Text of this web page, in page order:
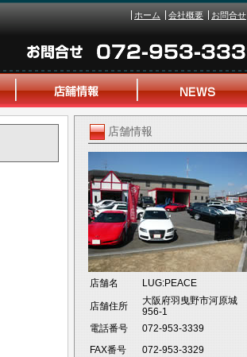
ホーム 会社概要 お問合せ
店舗情報
店舗名 LUG:PEACE
店舗住所
大阪府羽曳野市河原城
956-1
電話番号
072-953-3339
FAX番号
072-953-3329